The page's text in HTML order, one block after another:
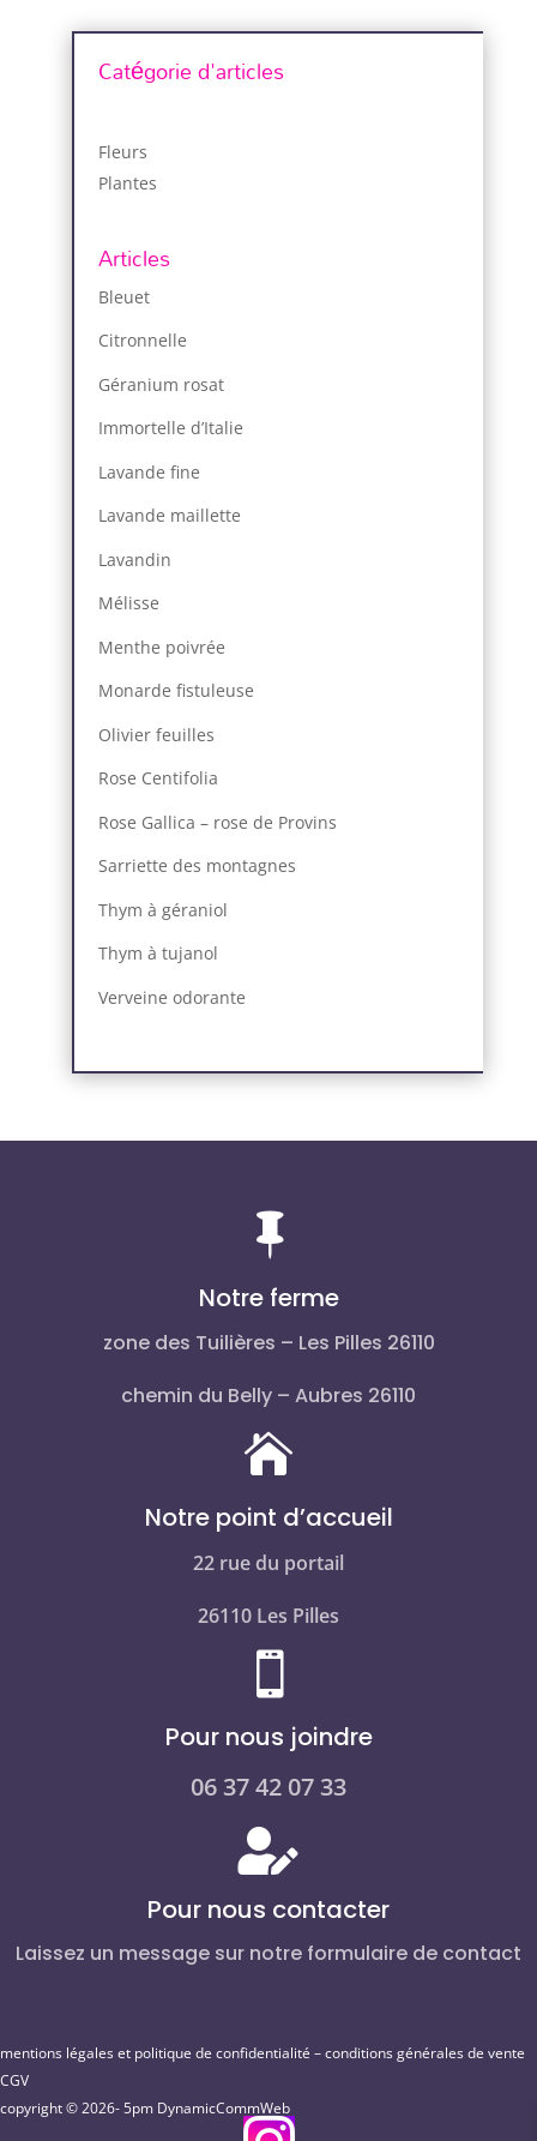
Catégorie d'articles
Fleurs
Plantes
Articles
Bleuet
Citronnelle
Géranium rosat
Immortelle d’Italie
Lavande fine
Lavande maillette
Lavandin
Mélisse
Menthe poivrée
Monarde fistuleuse
Olivier feuilles
Rose Centifolia
Rose Gallica – rose de Provins
Sarriette des montagnes
Thym à géraniol
Thym à tujanol
Verveine odorante

Notre ferme
zone des Tuilières – Les Pilles 26110
chemin du Belly – Aubres 26110

Notre point d’accueil
22 rue du portail
26110 Les Pilles

Pour nous joindre
06 37 42 07 33

Pour nous contacter
Laissez un message sur notre formulaire de contact
mentions légales et politique de confidentialité –conditions générales de vente
CGV
copyright © 2026- 5pm DynamicCommWeb